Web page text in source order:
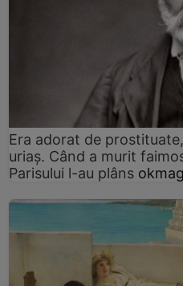
Era adorat de
uriaș. Când a murit
Parisului l-au plâns